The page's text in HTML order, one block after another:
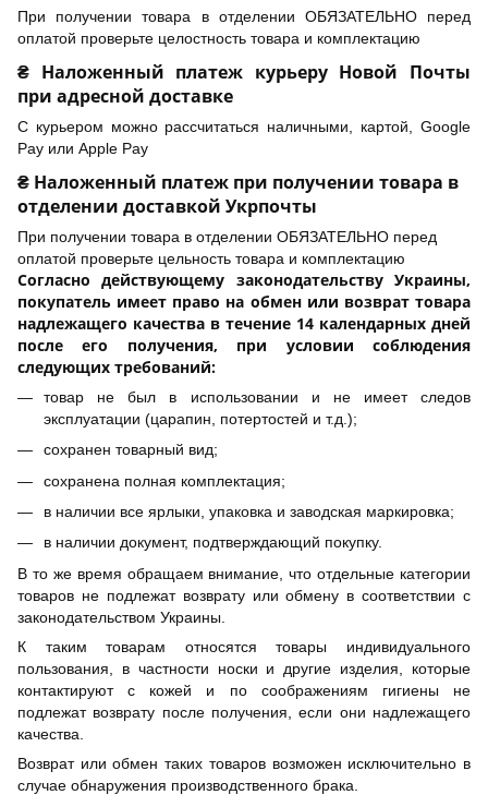
При получении товара в отделении ОБЯЗАТЕЛЬНО перед
оплатой проверьте целостность товара и комплектацию
₴ Наложенный платеж курьеру Новой Почты
при адресной доставке
С курьером можно рассчитаться наличными, картой, Google
Pay или Apple Pay
₴ Наложенный платеж при получении товара в
отделении доставкой Укрпочты
При получении товара в отделении ОБЯЗАТЕЛЬНО перед
оплатой проверьте цельность товара и комплектацию
Согласно действующему законодательству Украины,
покупатель имеет право на обмен или возврат товара
надлежащего качества в течение 14 календарных дней
после его получения, при условии соблюдения
следующих требований:
товар не был в использовании и не имеет следов
эксплуатации (царапин, потертостей и т.д.);
сохранен товарный вид;
сохранена полная комплектация;
в наличии все ярлыки, упаковка и заводская маркировка;
в наличии документ, подтверждающий покупку.
В то же время обращаем внимание, что отдельные категории
товаров не подлежат возврату или обмену в соответствии с
законодательством Украины.
К таким товарам относятся товары индивидуального
пользования, в частности носки и другие изделия, которые
контактируют с кожей и по соображениям гигиены не
подлежат возврату после получения, если они надлежащего
качества.
Возврат или обмен таких товаров возможен исключительно в
случае обнаружения производственного брака.